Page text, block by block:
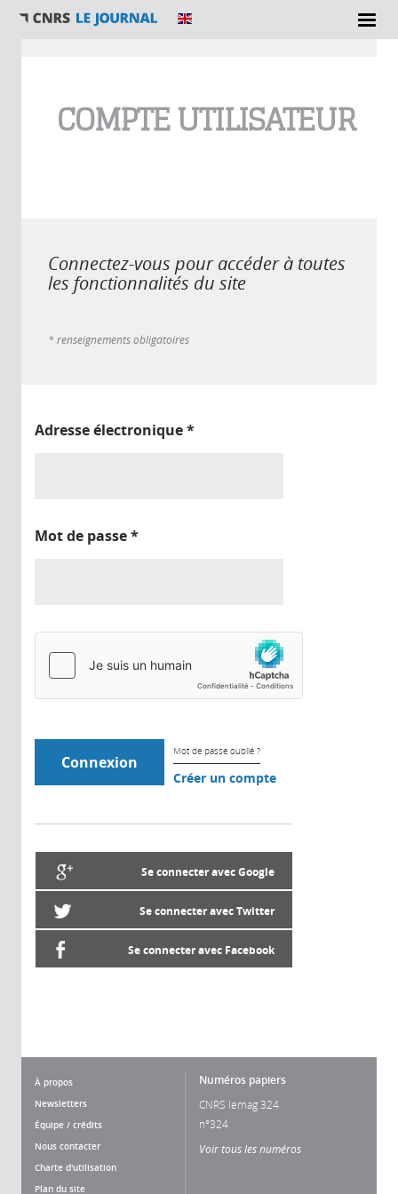
COMPTE UTILISATEUR
Connectez-vous pour accéder à toutes
les fonctionnalités du site
* renseignements obligatoires
Adresse électronique*
Mot de passe*
Mot de passe oublié ?
Créer un compte
Se connecter avec Google
Se connecter avec Twitter
Se connecter avec Facebook
À propos
Newsletters
Équipe / crédits
Nous contacter
Charte d'utilisation
Plan du site
Numéros papiers
CNRS lemag 324
n°324
Voir tous les numéros